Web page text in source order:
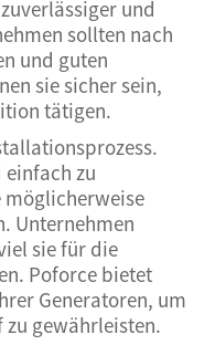
und
sollten nach
und guten
sie sicher sein,
tätigen.
zu
Unternehmen
sie für die
Poforce bietet
Generatoren, um
gewährleisten.